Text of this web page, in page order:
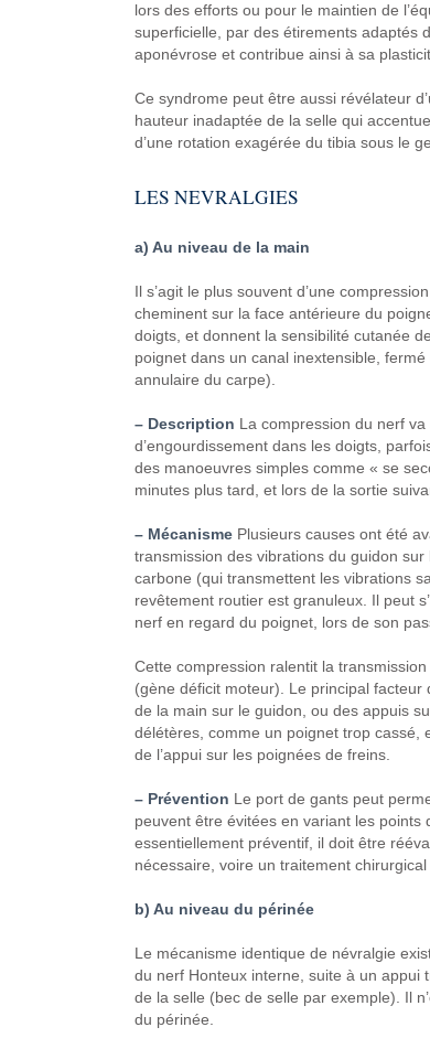
lors des efforts ou pourle maintien de
superficielle, par des étirementsadaptés
aponévrose et contribue ainsi à sa
Ce syndrome peut être aussirévélateur
hauteur inadaptée de la selle qui accentue
d’une rotation exagérée du tibia sous le
LES NEVRALGIES
a) Au niveau de la main
Il s’agit le plus souvent d’une
cheminent sur la face antérieure du
doigts, et donnentla sensibilité cutanée
poignet dans un canal inextensible, fermé
annulaire du carpe).
– Description La compression du nerf
d’engourdissement dans lesdoigts,
des manoeuvressimples comme « se
minutes plus tard, et lors de la sortie
– MécanismePlusieurs causes ont été
transmission des vibrations du guidon sur
carbone (quitransmettent les vibrations
revêtement routier est granuleux. Il peut
nerf en regard du poignet, lorsde son
Cette compression ralentit la transmission
(gène déficitmoteur). Le principal facteur
de la main sur le guidon, ou des appuis
délétères, comme un poignet trop cassé,
de l’appui sur les poignéesde freins.
– Prévention Le port de gants peut
peuventêtre évitées en variant les points
essentiellementpréventif, il doit être
nécessaire, voire un traitement chirurgical
b) Au niveau du périnée
Le mécanisme identique de névralgie
du nerf Honteux interne, suite à un appui
de la selle (bec de selle par exemple). Il
du périnée.